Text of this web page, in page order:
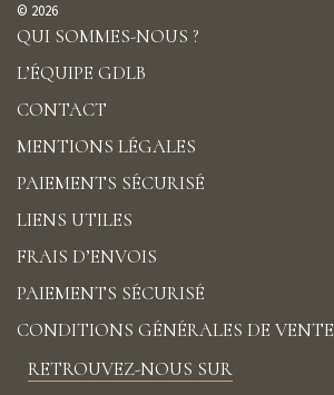
© 2026
QUI SOMMES-NOUS ?
L’ÉQUIPE GDLB
CONTACT
MENTIONS LÉGALES
PAIEMENTS SÉCURISÉ
LIENS UTILES
FRAIS D’ENVOIS
PAIEMENTS SÉCURISÉ
CONDITIONS GÉNÉRALES DE VENTE
RETROUVEZ-NOUS SUR